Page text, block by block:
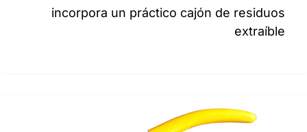
incorpora un práctico cajón de residuos
extraíble